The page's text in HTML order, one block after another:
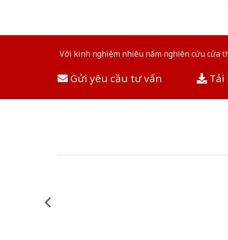
Với kinh nghiệm nhiêu năm nghiên cứu cửa
Gửi yêu cầu tư vấn Tải